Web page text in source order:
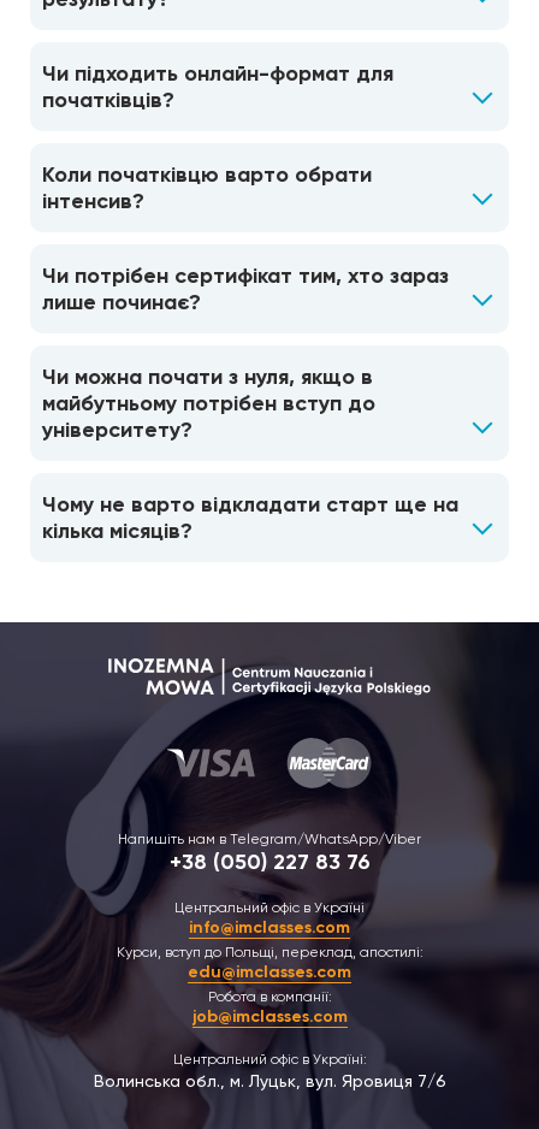
Чи підходить онлайн-формат для
початківців?
Коли початківцю варто обрати
інтенсив?
Чи потрібен сертифікат тим, хто зараз
лише починає?
Чи можна почати з нуля, якщо в
майбутньому потрібен вступ до
університету?
Чому не варто відкладати старт ще на
кілька місяців?
Напишіть нам в Telegram/WhatsApp/Viber
+38 (050) 227 83 76
Центральний офіс в Україні
info@imclasses.com
Курси, вступ до Польщі, переклад, апостилі:
edu@imclasses.com
Робота в компанії:
job@imclasses.com
Центральний офіс в Україні:
Волинська обл., м. Луцьк, вул. Яровиця 7/6